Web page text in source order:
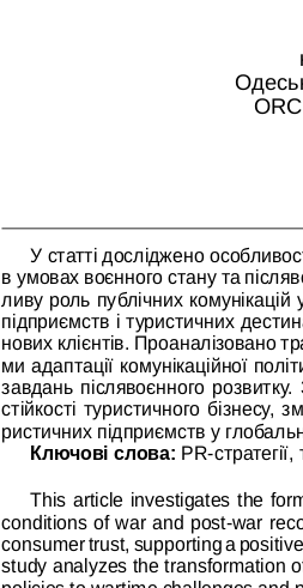
У статті досліджено
в умовах воєнного стану та
ливу роль публічних комунікацій
підприємств і туристичних
нових клієнтів. Проаналізовано
ми адаптації комунікаційної
завдань післявоєнного
стійкості туристичного бізнесу,
ристичних підприємств у
Ключові слова: PR-
This article investigates the
conditions of war and post-war
consumer trust, supporting a
study analyzes the transformation